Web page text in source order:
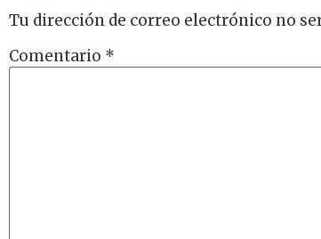
Tu dirección de correo electrónico no
Comentario *